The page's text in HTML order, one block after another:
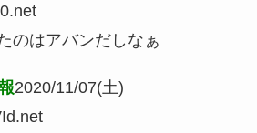
のはアバンだしなぁ
2020/11/07(土)